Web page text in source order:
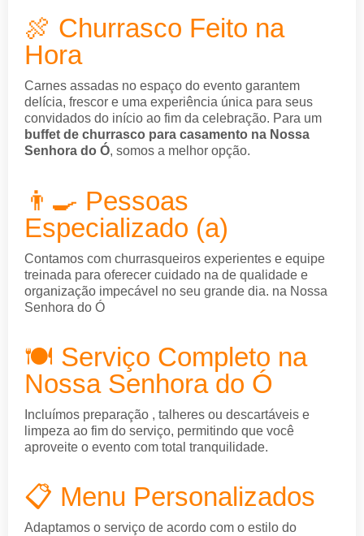
🍖 Churrasco Feito na
Hora
Carnes assadas no espaço do evento garantem
delícia, frescor e uma experiência única para seus
convidados do início ao fim da celebração. Para um
buffet de churrasco para casamento na Nossa
Senhora do Ó, somos a melhor opção.
👨‍🍳 Pessoas
Especializado (a)
Contamos com churrasqueiros experientes e equipe
treinada para oferecer cuidado na de qualidade e
organização impecável no seu grande dia. na Nossa
Senhora do Ó
🍽️ Serviço Completo na
Nossa Senhora do Ó
Incluímos preparação , talheres ou descartáveis e
limpeza ao fim do serviço, permitindo que você
aproveite o evento com total tranquilidade.
📋 Menu Personalizados
Adaptamos o serviço de acordo com o estilo do